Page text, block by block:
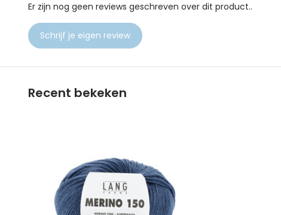
Er zijn nog geen reviews geschreven over dit product..
Schrijf je eigen review
Recent bekeken